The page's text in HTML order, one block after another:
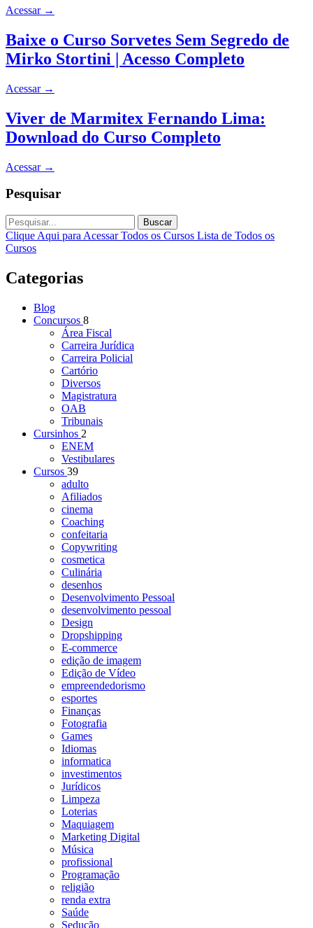
Acessar →
Baixe o Curso Sorvetes Sem Segredo de
Mirko Stortini | Acesso Completo
Acessar →
Viver de Marmitex Fernando Lima:
Download do Curso Completo
Acessar →
Pesquisar
Buscar
Clique Aqui para Acessar Todos os Cursos Lista de Todos os
Cursos
Categorias
Blog
Concursos 8
Área Fiscal
Carreira Jurídica
Carreira Policial
Cartório
Diversos
Magistratura
OAB
Tribunais
Cursinhos 2
ENEM
Vestibulares
Cursos 39
adulto
Afiliados
cinema
Coaching
confeitaria
Copywriting
cosmetica
Culinária
desenhos
Desenvolvimento Pessoal
desenvolvimento pessoal
Design
Dropshipping
E-commerce
edição de imagem
Edição de Vídeo
empreendedorismo
esportes
Finanças
Fotografia
Games
Idiomas
informatica
investimentos
Jurídicos
Limpeza
Loterias
Maquiagem
Marketing Digital
Música
profissional
Programação
religião
renda extra
Saúde
Sedução